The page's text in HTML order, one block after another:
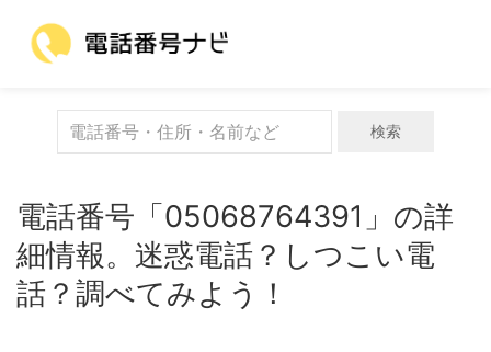
検索
電話番号「05068764391」の詳
細情報。迷惑電話？しつこい電
話？調べてみよう！